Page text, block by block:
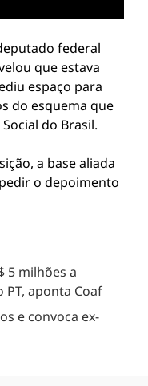
federal
que estava
espaço para
do esquema que
do Brasil.
a base aliada
o depoimento
5 milhões a
aponta Coaf
e convoca ex-